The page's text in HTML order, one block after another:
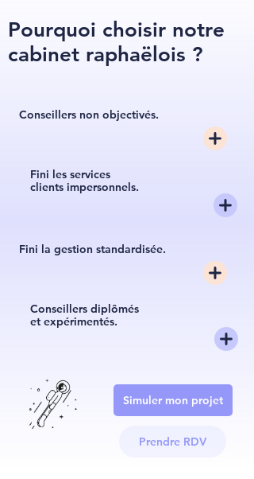
Pourquoi choisir notre
cabinet raphaëlois ?
Conseillers non objectivés.
Fini les services
clients impersonnels.
Fini la gestion standardisée.
Conseillers diplômés
et expérimentés.
Simuler mon projet
Prendre RDV